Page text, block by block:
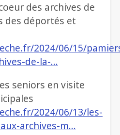
des archives de
des déportés et
2024/06/15/
de-la-…
seniors en visite
2024/06/13/les-
archives-m…